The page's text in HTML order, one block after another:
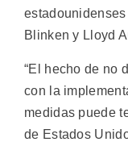
Blinken y Lloyd
“El hecho de no
con la
medidas puede
de Estados